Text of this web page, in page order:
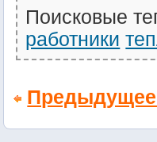
Поисковые
работники